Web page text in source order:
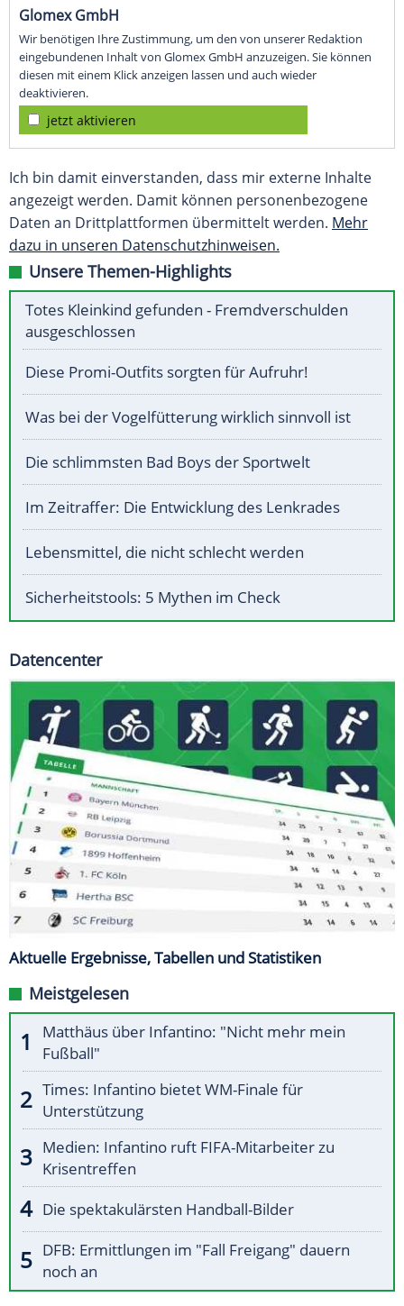
Glomex GmbH
Wir benötigen Ihre Zustimmung, um den von unserer Redaktion
eingebundenen Inhalt von Glomex GmbH anzuzeigen. Sie können
diesen mit einem Klick anzeigen lassen und auch wieder
deaktivieren.
jetzt aktivieren
Ich bin damit einverstanden, dass mir externe Inhalte
angezeigt werden. Damit können personenbezogene
Daten an Drittplattformen übermittelt werden. Mehr
dazu in unseren Datenschutzhinweisen.
Unsere Themen-Highlights
Totes Kleinkind gefunden - Fremdverschulden
ausgeschlossen
Diese Promi-Outfits sorgten für Aufruhr!
Was bei der Vogelfütterung wirklich sinnvoll ist
Die schlimmsten Bad Boys der Sportwelt
Im Zeitraffer: Die Entwicklung des Lenkrades
Lebensmittel, die nicht schlecht werden
Sicherheitstools: 5 Mythen im Check
Datencenter
Aktuelle Ergebnisse, Tabellen und Statistiken
Meistgelesen
Matthäus über Infantino: "Nicht mehr mein
Fußball"
Times: Infantino bietet WM-Finale für
Unterstützung
Medien: Infantino ruft FIFA-Mitarbeiter zu
Krisentreffen
Die spektakulärsten Handball-Bilder
DFB: Ermittlungen im "Fall Freigang" dauern
noch an